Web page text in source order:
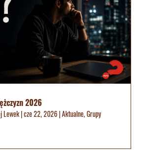
2026
Lewek|cze 22, 2026|Aktualne,Grupy